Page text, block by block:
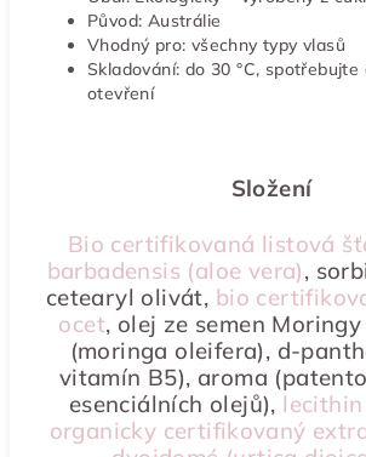
Původ: Austrálie
Vhodný pro: všechny typy vlasů
Skladování: do 30 °C,
otevření
Složení
Bio certifikovaná listová
barbadensis (aloe vera),
cetearyl olivát, bio
ocet, olej ze semen
(moringa oleifera), d-
vitamín B5), aroma
esenciálních olejů), lecithin
organicky certifikovaný